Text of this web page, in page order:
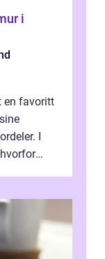
i
en favoritt
I